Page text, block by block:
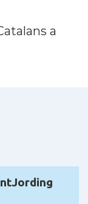
Escòcia -
a